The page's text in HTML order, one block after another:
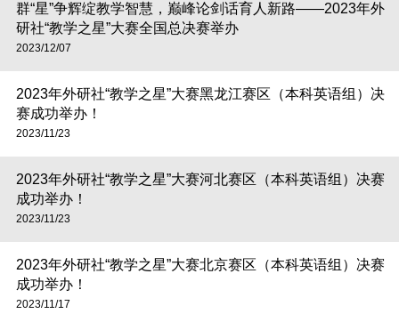
群“星”争辉绽教学智慧，巅峰论剑话育人新路——2023年外
研社“教学之星”大赛全国总决赛举办
2023/12/07
2023年外研社“教学之星”大赛黑龙江赛区（本科英语组）决
赛成功举办！
2023/11/23
2023年外研社“教学之星”大赛河北赛区（本科英语组）决赛
成功举办！
2023/11/23
2023年外研社“教学之星”大赛北京赛区（本科英语组）决赛
成功举办！
2023/11/17